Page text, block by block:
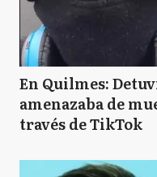
En Quilmes:
amenazaba de
través de TikTok